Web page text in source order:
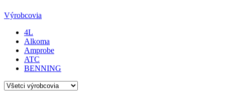
Výrobcovia
4L
Alkoma
Amprobe
ATC
BENNING